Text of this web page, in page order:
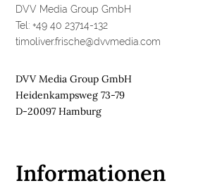
DVV Media Group GmbH
Tel: +49 40 23714-132
timoliver.frische@dvvmedia.com
DVV Media Group GmbH
Heidenkampsweg 73-79
D-20097 Hamburg
Informationen